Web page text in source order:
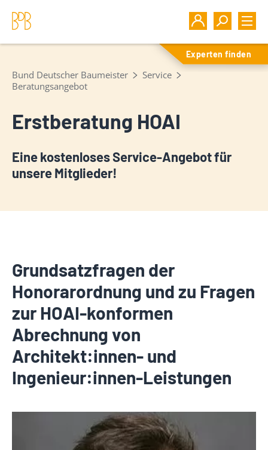
Experten finden
Bund Deutscher Baumeister
Service
Beratungsangebot
Erstberatung HOAI
Eine kostenloses Service-Angebot für
unsere Mitglieder!
Grundsatzfragen der
Honorarordnung und zu Fragen
zur HOAI-konformen
Abrechnung von
Architekt:innen- und
Ingenieur:innen-Leistungen